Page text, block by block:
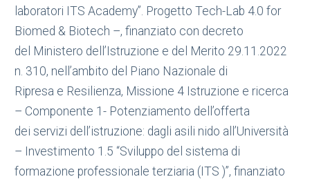
laboratori ITS Academy”. Progetto Tech-Lab 4.0 for
Biomed & Biotech –, finanziato con decreto
del Ministero dell’Istruzione e del Merito 29.11.2022
n. 310, nell’ambito del Piano Nazionale di
Ripresa e Resilienza, Missione 4 Istruzione e ricerca
– Componente 1- Potenziamento dell’offerta
dei servizi dell’istruzione: dagli asili nido all’Università
– Investimento 1.5 “Sviluppo del sistema di
formazione professionale terziaria (ITS )”, finanziato